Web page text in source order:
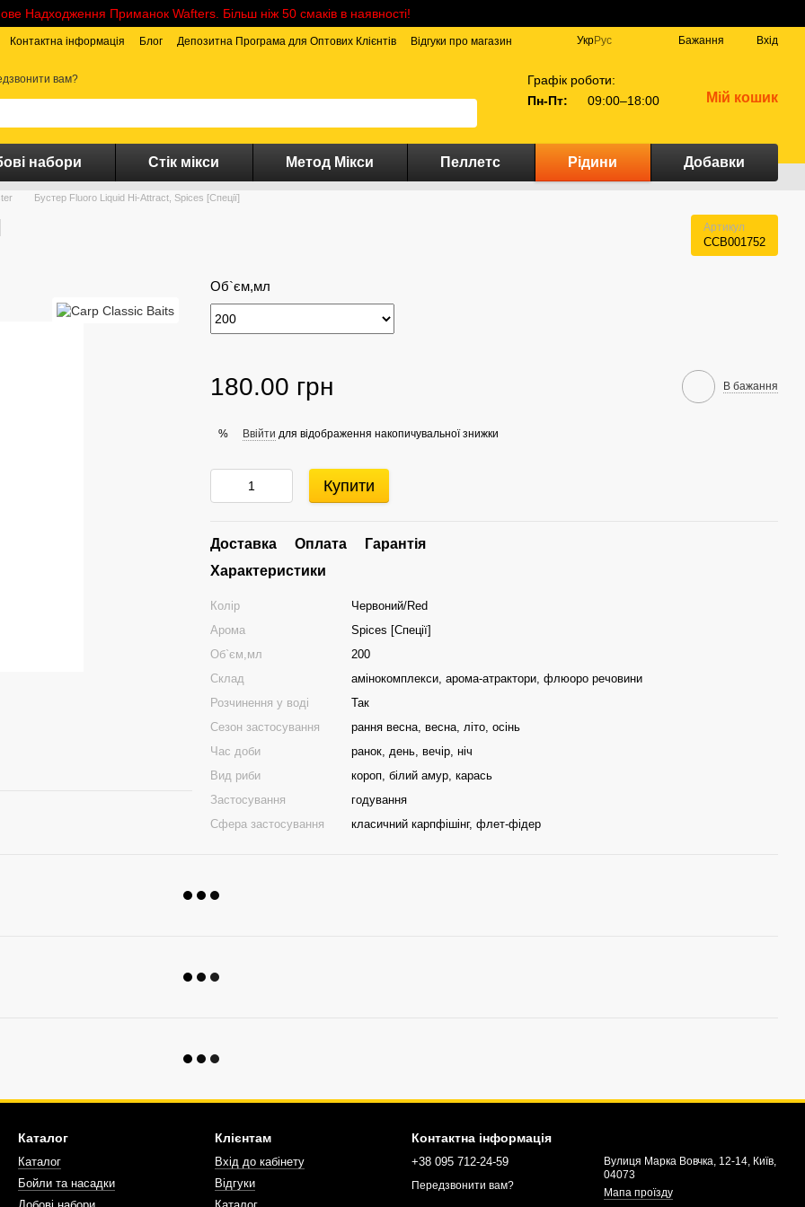
Надходження Приманок Wafters. Більш ніж 50 смаків в наявності!
Контактна інформація Блог Депозитна Програма для Оптових Клієнтів Відгуки про магазин УкрРус Бажання Вхід
вам?
Графік роботи:
Пн-Пт:
09:00–18:00 Мій кошик
набори Стік мікси Метод Мікси Пеллетс Рідини Добавки
Бустер Fluoro Liquid Hi-Attract, Spices [Спеції]
Артикул
CCB001752
Об`єм,мл
180.00 грн В бажання
% Ввійти для відображення накопичувальної знижки
Купити
Доставка Оплата
Гарантія
Характеристики
Колір
Червоний/Red
Арома
Spices [Спеції]
Об`єм,мл
200
Склад
амінокомплекси, арома-атрактори, флюоро речовини
Розчинення у воді
Так
Сезон застосування
рання весна, весна, літо, осінь
Час доби
ранок, день, вечір, ніч
Вид риби
короп, білий амур, карась
Застосування
годування
Сфера застосування
класичний карпфішінг, флет-фідер
Каталог
Каталог
Бойли та насадки
Клієнтам
Вхід до кабінету
Відгуки
Контактна інформація
+38 095 712-24-59
Передзвонити вам?
Вулиця Марка Вовчка, 12-14, Київ,
04073
Мапа проїзду